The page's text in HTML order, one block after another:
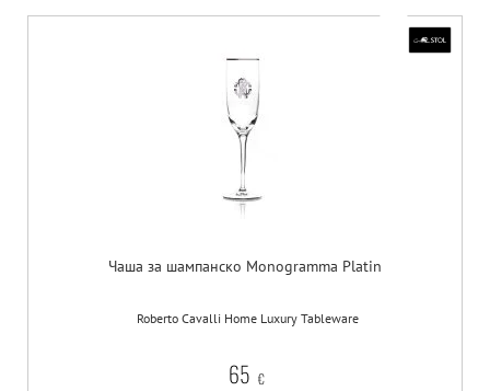
Чаша за шампанско Monogramma Platin
Roberto Cavalli Home Luxury Tableware
65 €